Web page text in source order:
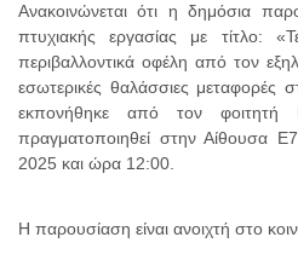
Ανακοινώνεται ότι η δημόσια
πτυχιακής εργασίας με τίτλο:
περιβαλλοντικά οφέλη από τον
εσωτερικές θαλάσσιες μεταφορές
εκπονήθηκε από τον
πραγματοποιηθεί στην Αίθουσα
2025 και ώρα 12:00.
Η παρουσίαση είναι ανοιχτή στο